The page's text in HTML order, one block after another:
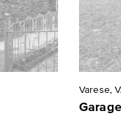
Varese,